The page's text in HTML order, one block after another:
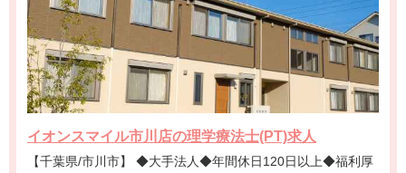
イオンスマイル市川店の理学療法士(PT)求人
【千葉県/市川市】 ◆大手法人◆年間休日120日以上◆福利厚